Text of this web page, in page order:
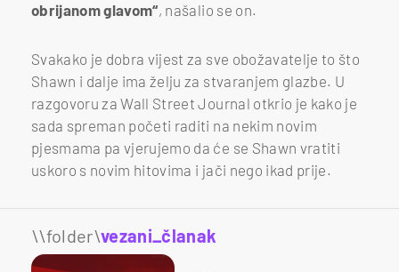
obrijanom glavom“, našalio se on.
Svakako je dobra vijest za sve obožavatelje to što
Shawn i dalje ima želju za stvaranjem glazbe. U
razgovoru za Wall Street Journal otkrio je kako je
sada spreman početi raditi na nekim novim
pjesmama pa vjerujemo da će se Shawn vratiti
uskoro s novim hitovima i jači nego ikad prije.
\\folder\vezani_članak